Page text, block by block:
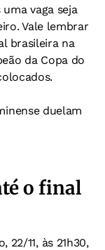
vaga seja
Vale lembrar
brasileira na
da Copa do
duelam
o final
22/11, às 21h30,